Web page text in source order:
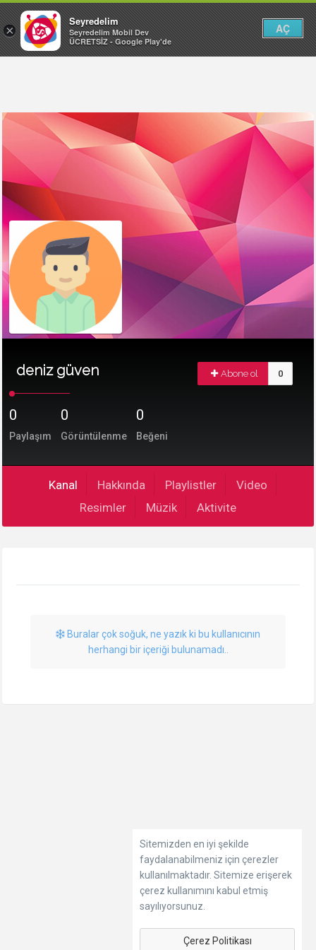
deniz güven Abone ol 0
0
Paylaşım
0
Görüntülenme
0
Beğeni
Kanal Hakkında Playlistler
Video
Resimler
Müzik Aktivite
Buralar çok soğuk, ne yazık ki bu kullanıcının
herhangi bir içeriği bulunamadı..
Sitemizden en iyi şekilde
faydalanabilmeniz için çerezler
kullanılmaktadır. Sitemize erişerek
çerez kullanımını kabul etmiş
sayılıyorsunuz.
Çerez Politikası
×
Seyredelim
Seyredelim Mobil Dev
ÜCRETSİZ - Google Play'de
AÇ